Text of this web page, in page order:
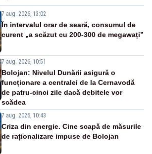
7 aug. 2026, 13:02
În intervalul orar de seară, consumul de
curent „a scăzut cu 200-300 de megawați”
7 aug. 2026, 10:51
Bolojan: Nivelul Dunării asigură o
funcționare a centralei de la Cernavodă
de patru-cinci zile dacă debitele vor
scădea
7 aug. 2026, 10:43
Criza din energie. Cine scapă de măsurile
de raționalizare impuse de Bolojan